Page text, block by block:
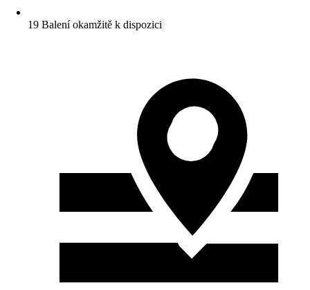
19 Balení okamžitě k dispozici